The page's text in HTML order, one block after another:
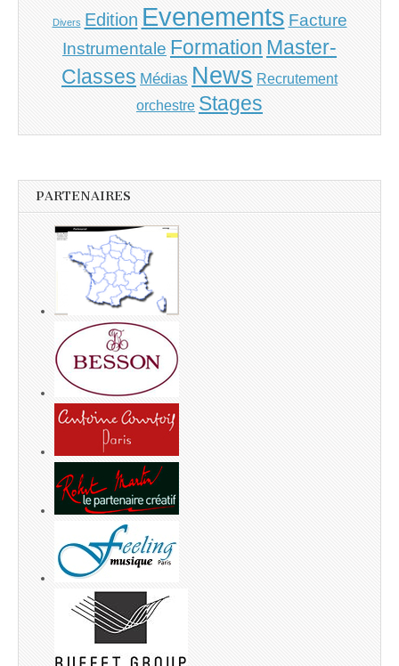
Divers Edition Evenements Facture
Instrumentale Formation Master-
Classes Médias News Recrutement
orchestre Stages
PARTENAIRES